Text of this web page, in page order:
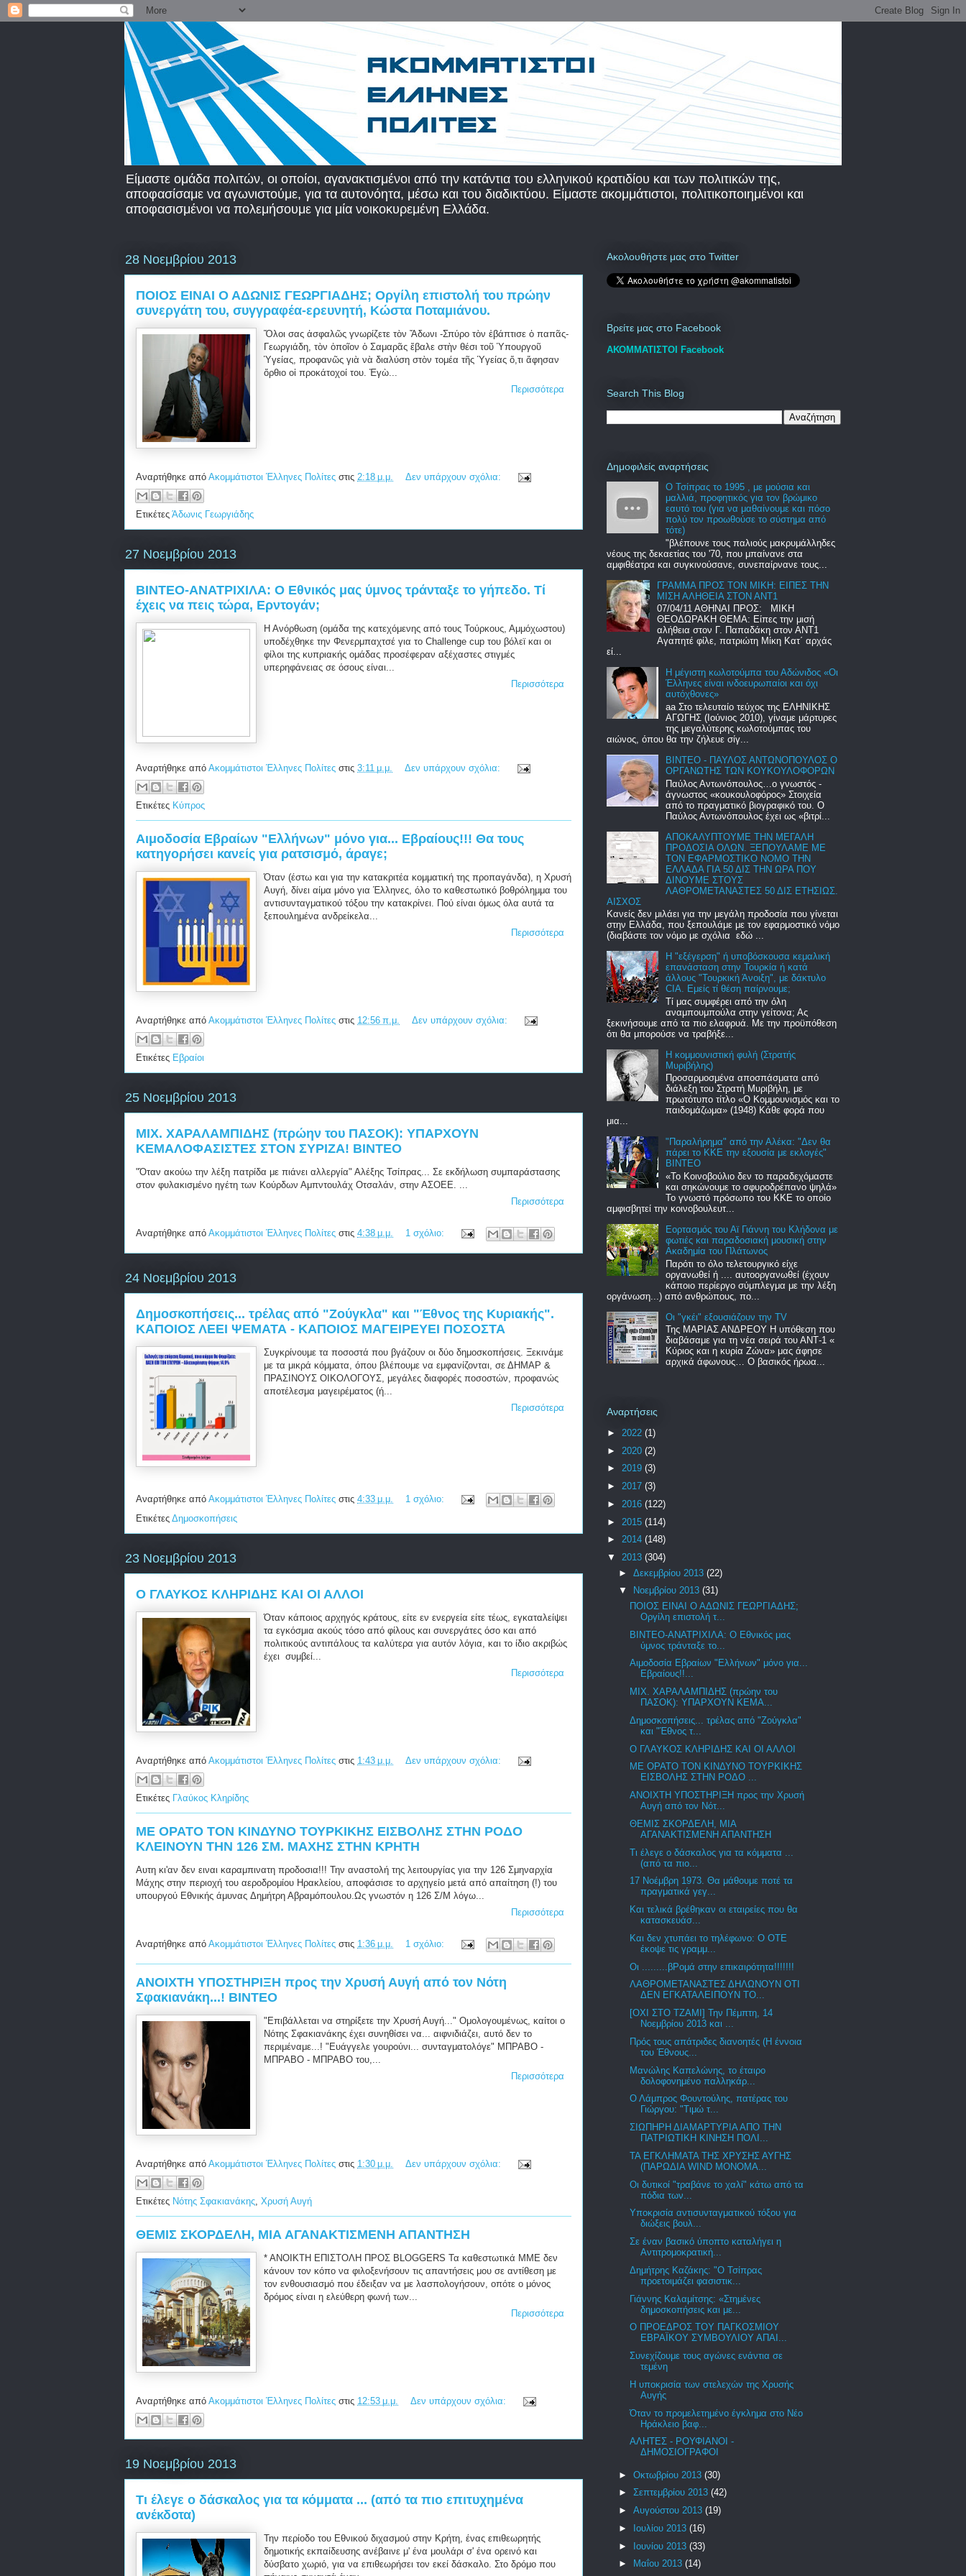
Είμαστε ομάδα πολιτών, οι οποίοι, αγανακτισμένοι από την κατάντια του ελληνικού κρατιδίου και των πολιτικών της,
αποφασίσαμε να αγωνιστούμε, για τα αυτονόητα, μέσω και του διαδικτύου. Είμαστε ακομμάτιστοι, πολιτικοποιημένοι και
αποφασισμένοι να πολεμήσουμε για μία νοικοκυρεμένη Ελλάδα.
28 Νοεμβρίου 2013
ΠΟΙΟΣ ΕΙΝΑΙ Ο ΑΔΩΝΙΣ ΓΕΩΡΓΙΑΔΗΣ; Οργίλη επιστολή του πρώην
συνεργάτη του, συγγραφέα-ερευνητή, Κώστα Ποταμιάνου.
Ὅλοι σας ἀσφαλῶς γνωρίζετε τὸν Ἄδωνι -Σπύρο τὸν ἐβάπτισε ὁ παπᾶς-
Γεωργιάδη, τὸν ὁποῖον ὁ Σαμαρᾶς ἔβαλε στὴν θέσι τοῦ Ὑπουργοῦ
Ὑγείας, προφανῶς γιὰ νὰ διαλύση στὸν τομέα τῆς Ὑγείας ὅ,τι ἄφησαν
ὄρθιο οἱ προκάτοχοί του. Ἐγὼ...
Περισσότερα
Αναρτήθηκε από Ακομμάτιστοι Έλληνες Πολίτες στις 2:18 μ.μ. Δεν υπάρχουν σχόλια:
Ετικέτες Άδωνις Γεωργιάδης
27 Νοεμβρίου 2013
ΒΙΝΤΕΟ-ΑΝΑΤΡΙΧΙΛΑ: Ο Εθνικός μας ύμνος τράνταξε το γήπεδο. Τί
έχεις να πεις τώρα, Ερντογάν;
Η Ανόρθωση (ομάδα της κατεχόμενης από τους Τούρκους, Αμμόχωστου)
υποδέχθηκε την Φενερμπαχτσέ για το Challenge cup του βόλεϊ και οι
φίλοι της κυπριακής ομάδας προσέφεραν αξέχαστες στιγμές
υπερηφάνειας σε όσους είναι...
Περισσότερα
Αναρτήθηκε από Ακομμάτιστοι Έλληνες Πολίτες στις 3:11 μ.μ. Δεν υπάρχουν σχόλια:
Ετικέτες Κύπρος
Αιμοδοσία Εβραίων "Ελλήνων" μόνο για... Εβραίους!!! Θα τους
κατηγορήσει κανείς για ρατσισμό, άραγε;
Όταν (έστω και για την κατακριτέα κομματική της προπαγάνδα), η Χρυσή
Αυγή, δίνει αίμα μόνο για Έλληνες, όλο το καθεστωτικό βοθρόλημμα του
αντισυνταγματικού τόξου την κατακρίνει. Πού είναι όμως όλα αυτά τα
ξεπουλημένα ανδρείκελα...
Περισσότερα
Αναρτήθηκε από Ακομμάτιστοι Έλληνες Πολίτες στις 12:56 π.μ. Δεν υπάρχουν σχόλια:
Ετικέτες Εβραίοι
25 Νοεμβρίου 2013
ΜΙΧ. ΧΑΡΑΛΑΜΠΙΔΗΣ (πρώην του ΠΑΣΟΚ): ΥΠΑΡΧΟΥΝ
ΚΕΜΑΛΟΦΑΣΙΣΤΕΣ ΣΤΟΝ ΣΥΡΙΖΑ! ΒΙΝΤΕΟ
"Όταν ακούω την λέξη πατρίδα με πιάνει αλλεργία" Αλέξης Τσίπρας... Σε εκδήλωση συμπαράστασης
στον φυλακισμένο ηγέτη των Κούρδων Αμπντουλάχ Οτσαλάν, στην ΑΣΟΕΕ. ...
Περισσότερα
Αναρτήθηκε από Ακομμάτιστοι Έλληνες Πολίτες στις 4:38 μ.μ. 1 σχόλιο:
24 Νοεμβρίου 2013
Δημοσκοπήσεις... τρέλας από "Ζούγκλα" και "Έθνος της Κυριακής".
ΚΑΠΟΙΟΣ ΛΕΕΙ ΨΕΜΑΤΑ - ΚΑΠΟΙΟΣ ΜΑΓΕΙΡΕΥΕΙ ΠΟΣΟΣΤΑ
Συγκρίνουμε τα ποσοστά που βγάζουν οι δύο δημοσκοπήσεις. Ξεκινάμε
με τα μικρά κόμματα, όπου βλέπουμε να εμφανίζονται, σε ΔΗΜΑΡ &
ΠΡΑΣΙΝΟΥΣ ΟΙΚΟΛΟΓΟΥΣ, μεγάλες διαφορές ποσοστών, προφανώς
αποτέλεσμα μαγειρέματος (ή...
Περισσότερα
Αναρτήθηκε από Ακομμάτιστοι Έλληνες Πολίτες στις 4:33 μ.μ.
1 σχόλιο:
Ετικέτες Δημοσκοπήσεις
23 Νοεμβρίου 2013
Ο ΓΛΑΥΚΟΣ ΚΛΗΡΙΔΗΣ ΚΑΙ ΟΙ ΑΛΛΟΙ
Όταν κάποιος αρχηγός κράτους, είτε εν ενεργεία είτε τέως, εγκαταλείψει
τα εγκόσμια ακούς τόσο από φίλους και συνεργάτες όσο και από
πολιτικούς αντιπάλους τα καλύτερα για αυτόν λόγια, και το ίδιο ακριβώς
έχει συμβεί...
Περισσότερα
Αναρτήθηκε από Ακομμάτιστοι Έλληνες Πολίτες στις 1:43 μ.μ. Δεν υπάρχουν σχόλια:
Ετικέτες Γλαύκος Κληρίδης
ΜΕ ΟΡΑΤΟ ΤΟΝ ΚΙΝΔΥΝΟ ΤΟΥΡΚΙΚΗΣ ΕΙΣΒΟΛΗΣ ΣΤΗΝ ΡΟΔΟ
ΚΛΕΙΝΟΥΝ ΤΗΝ 126 ΣΜ. ΜΑΧΗΣ ΣΤΗΝ ΚΡΗΤΗ
Αυτη κι'αν δεν ειναι καραμπινατη προδοσια!!! Την αναστολή της λειτουργίας για την 126 Σμηναρχία
Μάχης στην περιοχή του αεροδρομίου Ηρακλείου, αποφάσισε το αρχηγείο μετά από απαίτηση (!) του
υπουργού Εθνικής άμυνας Δημήτρη Αβραμόπουλου.Ως γνωστόν η 126 Σ/Μ λόγω...
Περισσότερα
Αναρτήθηκε από Ακομμάτιστοι Έλληνες Πολίτες στις 1:36 μ.μ. 1 σχόλιο:
ΑΝΟΙΧΤΗ ΥΠΟΣΤΗΡΙΞΗ προς την Χρυσή Αυγή από τον Νότη
Σφακιανάκη...! ΒΙΝΤΕΟ
"Επιβάλλεται να στηρίξετε την Χρυσή Αυγή..." Ομολογουμένως, καίτοι ο
Νότης Σφακιανάκης έχει συνηθίσει να... αιφνιδιάζει, αυτό δεν το
περιμέναμε...! "Ευάγγελε γουρούνι... συνταγματολόγε" ΜΠΡΑΒΟ -
ΜΠΡΑΒΟ - ΜΠΡΑΒΟ του,...
Περισσότερα
Αναρτήθηκε από Ακομμάτιστοι Έλληνες Πολίτες στις 1:30 μ.μ. Δεν υπάρχουν σχόλια:
Ετικέτες Νότης Σφακιανάκης, Χρυσή Αυγή
ΘΕΜΙΣ ΣΚΟΡΔΕΛΗ, ΜΙΑ ΑΓΑΝΑΚΤΙΣΜΕΝΗ ΑΠΑΝΤΗΣΗ
* ΑΝΟΙΚΤΗ ΕΠΙΣΤΟΛΗ ΠΡΟΣ BLOGGERS Τα καθεστωτικά ΜΜΕ δεν
κάνουν τον κόπο να φιλοξενήσουν τις απαντήσεις μου σε αντίθεση με
τον ενθουσιασμό που έδειξαν να με λασπολογήσουν, οπότε ο μόνος
δρόμος είναι η ελεύθερη φωνή των...
Περισσότερα
Αναρτήθηκε από Ακομμάτιστοι Έλληνες Πολίτες στις 12:53 μ.μ. Δεν υπάρχουν σχόλια:
19 Νοεμβρίου 2013
Τι έλεγε ο δάσκαλος για τα κόμματα ... (από τα πιο επιτυχημένα
ανέκδοτα)
Την περίοδο του Εθνικού διχασμού στην Κρήτη, ένας επιθεωρητής
δημοτικής εκπαίδευσης ανέβαινε μ' ένα μουλάρι σ' ένα ορεινό και
δύσβατο χωριό, για να επιθεωρήσει τον εκεί δάσκαλο. Στο δρόμο που
Ακολουθήστε μας στο Twitter
Βρείτε μας στο Facebook
ΑΚΟΜΜΑΤΙΣΤΟΙ Facebook
Search This Blog
Δημοφιλείς αναρτήσεις
Ο Τσίπρας το 1995 , με μούσια και
μαλλιά, προφητικός για τον βρώμικο
εαυτό του (για να μαθαίνουμε και πόσο
πολύ τον προωθούσε το σύστημα από
τότε)
"βλέπουνε τους παλιούς μακρυμάλληδες
νέους της δεκαετίας του '70, που μπαίνανε στα
αμφιθέατρα και συγκινούσανε, συνεπαίρνανε τους...
ΓΡΑΜΜΑ ΠΡΟΣ ΤΟΝ ΜΙΚΗ: ΕΙΠΕΣ ΤΗΝ
ΜΙΣΗ ΑΛΗΘΕΙΑ ΣΤΟΝ ΑΝΤ1
07/04/11 ΑΘΗΝΑΙ ΠΡΟΣ: MIKH
ΘΕΟΔΩΡΑΚΗ ΘΕΜΑ: Είπες την μισή
αλήθεια στον Γ. Παπαδάκη στον ΑΝΤ1
Αγαπητέ φίλε, πατριώτη Μίκη Κατ΄ αρχάς
εί...
Η μέγιστη κωλοτούμπα του Αδώνιδος «Οι
Έλληνες είναι ινδοευρωπαίοι και όχι
αυτόχθονες»
aa Στο τελευταίο τεύχος της ΕΛΗΝΙΚΗΣ
ΑΓΩΓΗΣ (Ιούνιος 2010), γίναμε μάρτυρες
της μεγαλύτερης κωλοτούμπας του
αιώνος, όπου θα την ζήλευε σίγ...
BINTEO - ΠΑΥΛΟΣ ΑΝΤΩΝΟΠΟΥΛΟΣ Ο
ΟΡΓΑΝΩΤΗΣ ΤΩΝ ΚΟΥΚΟΥΛΟΦΟΡΩΝ
Παύλος Αντωνόπουλος…ο γνωστός -
άγνωστος «κουκουλοφόρος» Στοιχεία
από το πραγματικό βιογραφικό του. Ο
Παύλος Αντωνόπουλος έχει ως «βιτρί...
ΑΠΟΚΑΛΥΠΤΟΥΜΕ ΤΗΝ ΜΕΓΑΛΗ
ΠΡΟΔΟΣΙΑ ΟΛΩΝ. ΞΕΠΟΥΛΑΜΕ ΜΕ
ΤΟΝ ΕΦΑΡΜΟΣΤΙΚΟ ΝΟΜΟ ΤΗΝ
ΕΛΛΑΔΑ ΓΙΑ 50 ΔΙΣ ΤΗΝ ΩΡΑ ΠΟΥ
ΔΙΝΟΥΜΕ ΣΤΟΥΣ
ΛΑΘΡΟΜΕΤΑΝΑΣΤΕΣ 50 ΔΙΣ ΕΤΗΣΙΩΣ.
ΑΙΣΧΟΣ
Κανείς δεν μιλάει για την μεγάλη προδοσία που γίνεται
στην Ελλάδα, που ξεπουλάμε με τον εφαρμοστικό νόμο
(διαβάστε τον νόμο με σχόλια εδώ ...
Η "εξέγερση" ή υποβόσκουσα κεμαλική
επανάσταση στην Τουρκία ή κατά
άλλους "Τουρκική Άνοιξη", με δάκτυλο
CIA. Εμείς τί θέση παίρνουμε;
Τί μας συμφέρει από την όλη
αναμπουμπούλα στην γείτονα; Ας
ξεκινήσουμε από τα πιο ελαφρυά. Με την προϋπόθεση
ότι θα μπορούσε να τραβήξε...
Η κομμουνιστική φυλή (Στρατής
Μυριβήλης)
Προσαρμοσμένα αποσπάσματα από
διάλεξη του Στρατή Μυριβήλη, με
πρωτότυπο τίτλο «Ο Κομμουνισμός και το
παιδομάζωμα» (1948) Κάθε φορά που
μια...
"Παραλήρημα" από την Αλέκα: "Δεν θα
πάρει το ΚΚΕ την εξουσία με εκλογές"
ΒΙΝΤΕΟ
«Το Κοινοβούλιο δεν το παραδεχόμαστε
και σηκώνουμε το σφυροδρέπανο ψηλά»
Το γνωστό πρόσωπο του ΚΚΕ το οποίο
αμφισβητεί την κοινοβουλευτ...
Εορτασμός του Αϊ Γιάννη του Κλήδονα με
φωτιές και παραδοσιακή μουσική στην
Ακαδημία του Πλάτωνος
Παρότι το όλο τελετουργικό είχε
οργανωθεί ή .... αυτοοργανωθεί (έχουν
κάποιο περίεργο σύμπλεγμα με την λέξη
οργάνωση...) από ανθρώπους, πο...
Οι "γκέι" εξουσιάζουν την TV
Της ΜΑΡΙΑΣ ΑΝΔΡΕΟΥ Η υπόθεση που
διαβάσαμε για τη νέα σειρά του ΑΝΤ-1 «
Κύριος και η κυρία Ζώνα» μας άφησε
αρχικά άφωνους… Ο βασικός ήρωα...
Αναρτήσεις
► 2022 (1)
► 2020 (2)
► 2019 (3)
► 2017 (3)
► 2016 (122)
► 2015 (114)
► 2014 (148)
▼ 2013 (304)
► Δεκεμβρίου 2013 (22)
▼
Νοεμβρίου 2013 (31)
ΠΟΙΟΣ ΕΙΝΑΙ Ο ΑΔΩΝΙΣ ΓΕΩΡΓΙΑΔΗΣ;
Οργίλη επιστολή τ...
ΒΙΝΤΕΟ-ΑΝΑΤΡΙΧΙΛΑ: Ο Εθνικός μας
ύμνος τράνταξε το...
Αιμοδοσία Εβραίων "Ελλήνων" μόνο για...
Εβραίους!!...
ΜΙΧ. ΧΑΡΑΛΑΜΠΙΔΗΣ (πρώην του
ΠΑΣΟΚ): ΥΠΑΡΧΟΥΝ ΚΕΜΑ...
Δημοσκοπήσεις... τρέλας από "Ζούγκλα"
και "Έθνος τ...
Ο ΓΛΑΥΚΟΣ ΚΛΗΡΙΔΗΣ ΚΑΙ ΟΙ ΑΛΛΟΙ
ΜΕ ΟΡΑΤΟ ΤΟΝ ΚΙΝΔΥΝΟ ΤΟΥΡΚΙΚΗΣ
ΕΙΣΒΟΛΗΣ ΣΤΗΝ ΡΟΔΟ ...
ΑΝΟΙΧΤΗ ΥΠΟΣΤΗΡΙΞΗ προς την Χρυσή
Αυγή από τον Νότ...
ΘΕΜΙΣ ΣΚΟΡΔΕΛΗ, ΜΙΑ
ΑΓΑΝΑΚΤΙΣΜΕΝΗ ΑΠΑΝΤΗΣΗ
Τι έλεγε ο δάσκαλος για τα κόμματα ...
(από τα πιο...
17 Νοέμβρη 1973. Θα μάθουμε ποτέ τα
πραγματικά γεγ...
Και τελικά βρέθηκαν οι εταιρείες που θα
κατασκευάσ...
Και δεν χτυπάει το τηλέφωνο: Ο ΟΤΕ
έκοψε τις γραμμ...
Οι .........βΡομά στην επικαιρότητα!!!!!!!
ΛΑΘΡΟΜΕΤΑΝΑΣΤΕΣ ΔΗΛΩΝΟΥΝ ΟΤΙ
ΔΕΝ ΕΓΚΑΤΑΛΕΙΠΟΥΝ ΤΟ...
[ΟΧΙ ΣΤΟ ΤΖΑΜΙ] Την Πέμπτη, 14
Νοεμβρίου 2013 και ...
Πρός τους απάτριδες διανοητές (Η έννοια
του Έθνους...
Μανώλης Καπελώνης, το έταιρο
δολοφονημένο παλληκάρ...
Ο Λάμπρος Φουντούλης, πατέρας του
Γιώργου: "Τιμώ τ...
ΣΙΩΠΗΡΗ ΔΙΑΜΑΡΤΥΡΙΑ ΑΠΟ ΤΗΝ
ΠΑΤΡΙΩΤΙΚΗ ΚΙΝΗΣΗ ΠΟΛΙ...
ΤΑ ΕΓΚΛΗΜΑΤΑ ΤΗΣ ΧΡΥΣΗΣ ΑΥΓΗΣ
(ΠΑΡΩΔΙΑ WIND ΜΟΝΟΜΑ...
Οι δυτικοί "τραβάνε το χαλί" κάτω από τα
πόδια των...
Υποκρισία αντισυνταγματικού τόξου για
διώξεις βουλ...
Σε έναν βασικό ύποπτο καταλήγει η
Αντιτρομοκρατική...
Δημήτρης Καζάκης: "Ο Τσίπρας
προετοιμάζει φασιστικ...
Γιάννης Καλαμίτσης: «Στημένες
δημοσκοπήσεις και με...
Ο ΠΡΟΕΔΡΟΣ ΤΟΥ ΠΑΓΚΟΣΜΙΟΥ
ΕΒΡΑΪΚΟΥ ΣΥΜΒΟΥΛΙΟΥ ΑΠΑΙ...
Συνεχίζουμε τους αγώνες ενάντια σε
τεμένη
Η υποκρισία των στελεχών της Χρυσής
Αυγής
Όταν το προμελετημένο έγκλημα στο Νέο
Ηράκλειο βαφ...
ΑΛΗΤΕΣ - ΡΟΥΦΙΑΝΟΙ -
ΔΗΜΟΣΙΟΓΡΑΦΟΙ
► Οκτωβρίου 2013 (30)
► Σεπτεμβρίου 2013 (42)
► Αυγούστου 2013 (19)
►
Ιουλίου 2013 (16)
► Ιουνίου 2013 (33)
►
Μαΐου 2013 (14)